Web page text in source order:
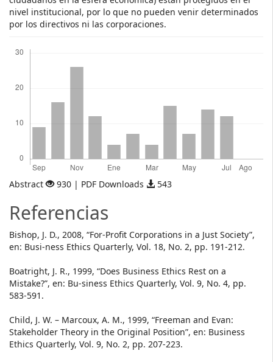
nivel institucional, por lo que no pueden venir determinados
por los directivos ni las corporaciones.
Abstract 930 | PDF Downloads 543
Referencias
Bishop, J. D., 2008, “For-Profit Corporations in a Just Society”,
en: Busi-ness Ethics Quarterly, Vol. 18, No. 2, pp. 191-212.
Boatright, J. R., 1999, “Does Business Ethics Rest on a
Mistake?”, en: Bu-siness Ethics Quarterly, Vol. 9, No. 4, pp.
583-591.
Child, J. W. – Marcoux, A. M., 1999, “Freeman and Evan:
Stakeholder Theory in the Original Position”, en: Business
Ethics Quarterly, Vol. 9, No. 2, pp. 207-223.